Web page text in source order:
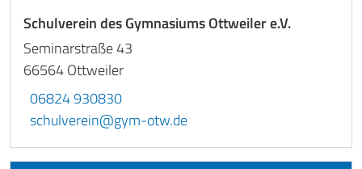
Schulverein des Gymnasiums Ottweiler e.V.
Seminarstraße 43
66564Ottweiler
06824 930830
schulverein@gym-otw.de